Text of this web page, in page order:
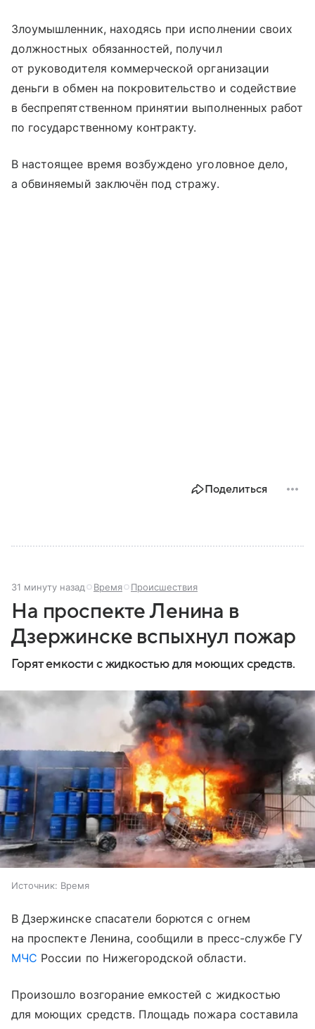
Злоумышленник, находясь при исполнении своих
должностных обязанностей, получил
от руководителя коммерческой организации
деньги в обмен на покровительство и содействие
в беспрепятственном принятии выполненных работ
по государственному контракту.
В настоящее время возбуждено уголовное дело,
а обвиняемый заключён под стражу.
Поделиться
31 минуту назад Время Происшествия
На проспекте Ленина в
Дзержинске вспыхнул пожар
Горят емкости с жидкостью для моющих средств.
Источник: Время
В Дзержинске спасатели борются с огнем
на проспекте Ленина, сообщили в пресс-службе ГУ
МЧС России по Нижегородской области.
Произошло возгорание емкостей с жидкостью
для моющих средств. Площадь пожара составила